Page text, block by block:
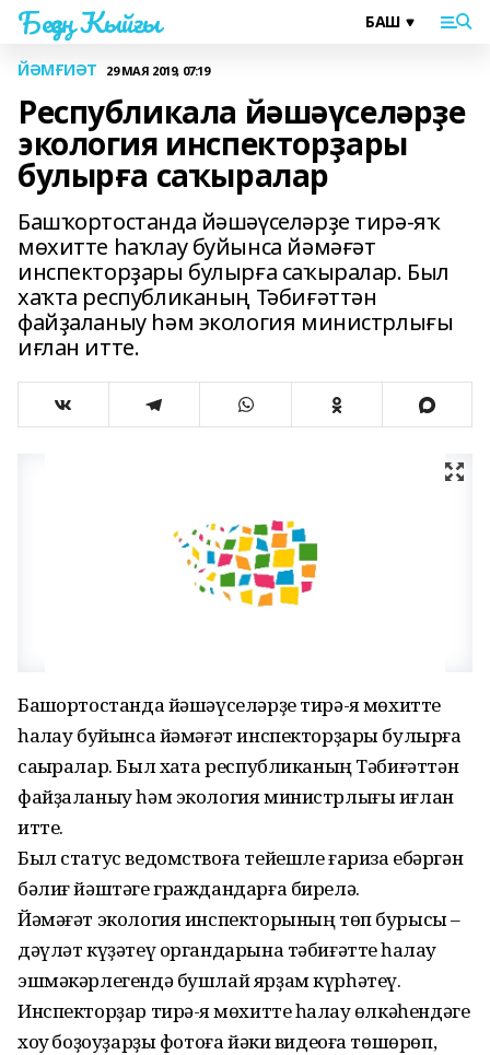
Беҙҙең Ҡыйғы
ЙӘМҒИӘТ 29 МАЯ 2019, 07:19
Республикала йәшәүселәрҙе
экология инспекторҙары
булырға саҡыралар
Башҡортостанда йәшәүселәрҙе тирә-яҡ
мөхитте һаҡлау буйынса йәмәғәт
инспекторҙары булырға саҡыралар. Был
хаҡта республиканың Тәбиғәттән
файҙаланыу һәм экология министрлығы
иғлан итте.
Башҡортостанда йәшәүселәрҙе тирә-яҡ мөхитте
һаҡлау буйынса йәмәғәт инспекторҙары булырға
саҡыралар. Был хаҡта республиканың Тәбиғәттән
файҙаланыу һәм экология министрлығы иғлан
итте.
Был статус ведомствоға тейешле ғариза ебәргән
бәлиғ йәштәге граждандарға бирелә.
Йәмәғәт экология инспекторының төп бурысы –
дәүләт күҙәтеү органдарына тәбиғәтте һаҡлау
эшмәкәрлегендә бушлай ярҙам күрһәтеү.
Инспекторҙар тирә-яҡ мөхитте һаҡлау өлкәһендәге
хоҡуҡ боҙоуҙарҙы фотоға йәки видеоға төшөрөп,